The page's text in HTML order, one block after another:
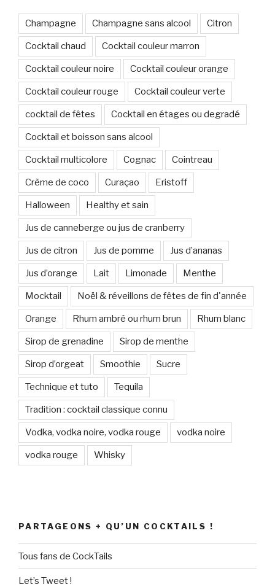
Champagne Champagne sans alcool Citron
Cocktail chaud Cocktail couleur marron
Cocktail couleur noire Cocktail couleur orange
Cocktail couleur rouge Cocktail couleur verte
cocktail de fêtes Cocktail en étages ou degradé
Cocktail et boisson sans alcool
Cocktail multicolore Cognac Cointreau
Crème de coco Curaçao Eristoff
Halloween Healthy et sain
Jus de canneberge ou jus de cranberry
Jus de citron Jus de pomme Jus d’ananas
Jus d’orange Lait Limonade Menthe
Mocktail Noël & réveillons de fêtes de fin d'année
Orange Rhum ambré ou rhum brun Rhum blanc
Sirop de grenadine Sirop de menthe
Sirop d’orgeat Smoothie Sucre
Technique et tuto Tequila
Tradition : cocktail classique connu
Vodka, vodka noire, vodka rouge vodka noire
vodka rouge Whisky
PARTAGEONS + QU’UN COCKTAILS !
Tous fans de CockTails
Let’s Tweet !